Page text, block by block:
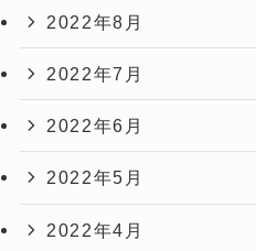
2022年8月
2022年7月
2022年6月
2022年5月
2022年4月